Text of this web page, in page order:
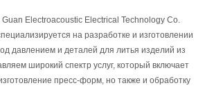
Electroacoustic Electrical Technology Co.
на разработке и изготовлении
давлением и деталей для литья изделий из
широкий спектр услуг, который включает
пресс-форм, но также и обработку